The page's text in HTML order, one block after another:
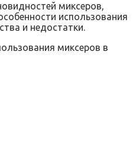
миксеров,
использования
и недостатки.
миксеров в